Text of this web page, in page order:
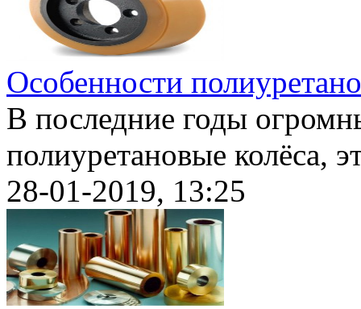
Особенности
В последние годы
полиуретановые колёса,
28-01-2019, 13:25